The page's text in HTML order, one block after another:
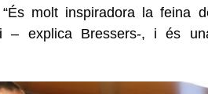
molt inspiradora la feina
– explica Bressers-, i és